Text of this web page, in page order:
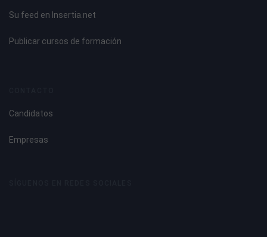
Su feed en Insertia.net
Publicar cursos de formación
Candidatos
Empresas